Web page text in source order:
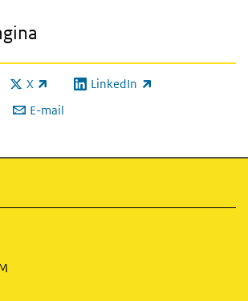
X
(externe link) LinkedIn
(externe link)
E-mail